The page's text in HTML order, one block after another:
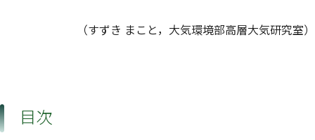
（すずき まこと，大気環境部高層大気研究室）
目次